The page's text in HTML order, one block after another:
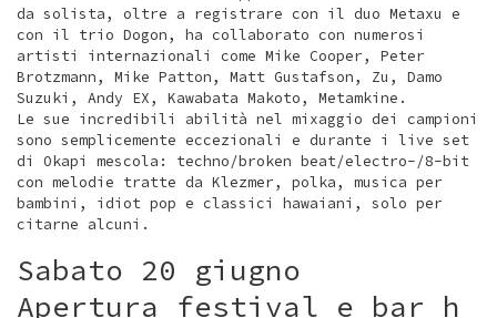
da solista, oltre a registrare con il duo Metaxu e
con il trio Dogon, ha collaborato con numerosi
artisti internazionali come Mike Cooper, Peter
Brotzmann, Mike Patton, Matt Gustafson, Zu, Damo
Suzuki, Andy EX, Kawabata Makoto, Metamkine.
Le sue incredibili abilità nel mixaggio dei campioni
sono semplicemente eccezionali e durante i live set
di Okapi mescola: techno/broken beat/electro-/8-bit
con melodie tratte da Klezmer, polka, musica per
bambini, idiot pop e classici hawaiani, solo per
citarne alcuni.
Sabato 20 giugno
Apertura festival e bar h